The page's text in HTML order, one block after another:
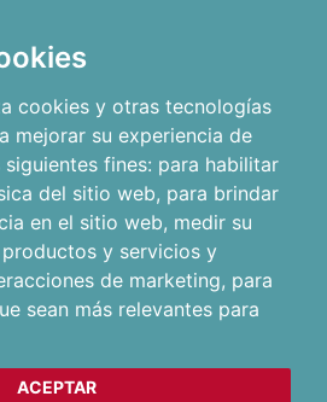
cookies y otras tecnologías
mejorar su experiencia de
fines: para habilitar
del sitio web, para brindar
en el sitio web, medir su
y servicios y
de marketing, para
sean más relevantes para
ACEPTAR